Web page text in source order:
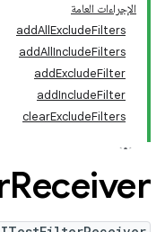
الإجراءات العامة
addAllExcludeFilters
addAllIncludeFilters
addExcludeFilter
addIncludeFilter
clearExcludeFilters
Receiver